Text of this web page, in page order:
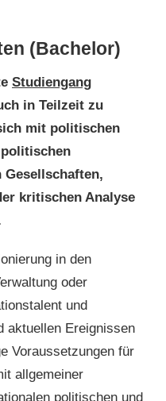
(Bachelor)
Studiengang
in Teilzeit zu
mit politischen
politischen
Gesellschaften,
kritischen Analyse
in den
oder
und
aktuellen Ereignissen
Voraussetzungen für
allgemeiner
politischen und